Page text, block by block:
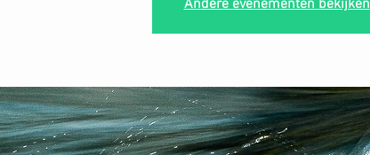
Andere evenementen bekijken